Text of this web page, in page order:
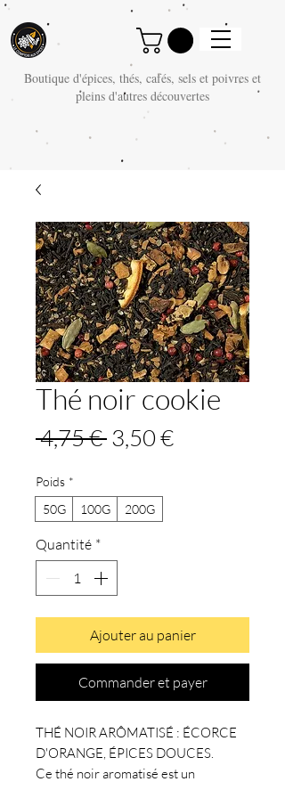
Boutique d'épices, thés, cafés, sels et poivres et
pleins d'autres découvertes
Thé noir cookie
4,75 € Prix
3,50 €Prix
Poids *
50G
100G 200G
Quantité *
Ajouter au panier
Commander et payer
THÉ NOIR ARÔMATISÉ : ÉCORCE
D'ORANGE, ÉPICES DOUCES.
Ce thé noir aromatisé est un